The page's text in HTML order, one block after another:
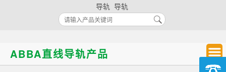
导轨 导轨
ABBA直线导轨产品